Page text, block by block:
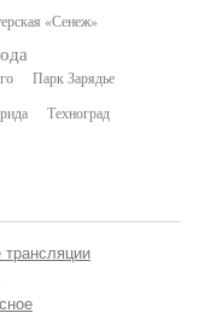
«Сенеж»
Парк Зарядье
Техноград
трансляции